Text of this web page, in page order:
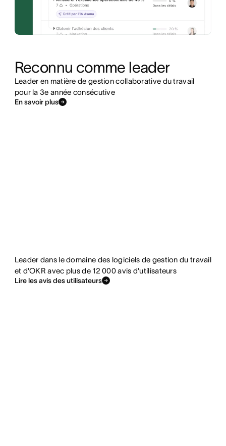
Reconnu comme leader
Leader en matière de gestion collaborative du travail
pour la 3e année consécutive
En savoir plus
Leader dans le domaine des logiciels de gestion du travail
et d'OKR avec plus de 12 000 avis d'utilisateurs
Lire les avis des utilisateurs